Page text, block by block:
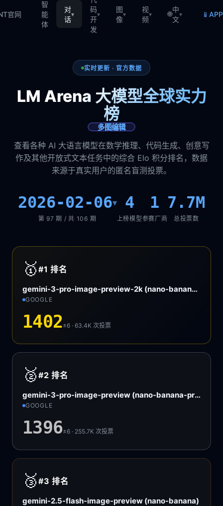
官网
智
能
体
对
话
▾
码
开
发
▾
图
像
▾
视
频
▾ 🌐
中
文
▾ 📱
实时更新 · 官方数据
LM Arena 大模型全球实力
榜
多图编辑
查看各种 AI 大语言模型在数学推理、代码生成、创意写
作及其他开放式文本任务中的综合 Elo 积分排名，数据
来源于真实用户的匿名盲测投票。
2026-02-06▾
第 97 期 / 共 106 期
4
上榜模型
1
参赛厂商
7.7M
总投票数
🥇 #1排名
gemini-3-pro-image-preview-2k (nano-banana-pro)
GOOGLE
1402±6 · 63.4K次投票
🥈 #2排名
gemini-3-pro-image-preview (nano-banana-pro)
GOOGLE
1396±6 · 255.7K次投票
🥉 #3排名
gemini-2.5-flash-image-preview (nano-banana)